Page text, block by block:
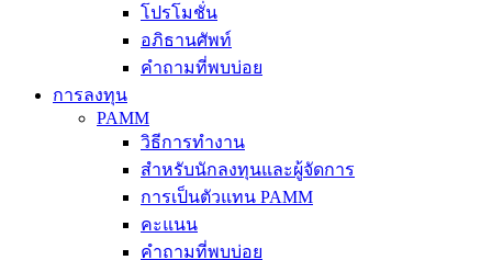
โปรโมชั่น
อภิธานศัพท์
คำถามที่พบบ่อย
การลงทุน
PAMM
วิธีการทำงาน
สำหรับนักลงทุนและผู้จัดการ
การเป็นตัวแทน PAMM
คะแนน
คำถามที่พบบ่อย